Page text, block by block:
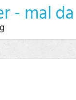
- mal da